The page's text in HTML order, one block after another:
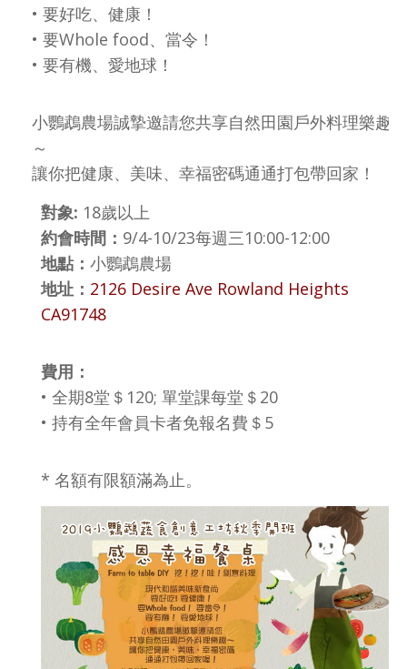
• 要好吃、健康！
• 要Whole food、當令！
• 要有機、愛地球！
小鸚鵡農場誠摯邀請您共享自然田園戶外料理樂趣
～
讓你把健康、美味、幸福密碼通通打包帶回家！
對象: 18歲以上
約會時間： 9/4-10/23每週三10:00-12:00
地點： 小鸚鵡農場
地址： 2126 Desire Ave Rowland Heights
CA91748
費用：
• 全期8堂＄120; 單堂課每堂＄20
• 持有全年會員卡者免報名費＄5
* 名額有限額滿為止。